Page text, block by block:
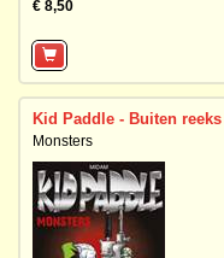
€ 8,50
Kid Paddle - Buiten reeks
Monsters